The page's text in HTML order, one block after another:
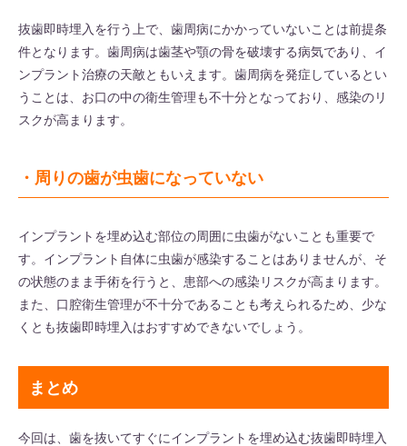
抜歯即時埋入を行う上で、歯周病にかかっていないことは前提条
件となります。歯周病は歯茎や顎の骨を破壊する病気であり、イ
ンプラント治療の天敵ともいえます。歯周病を発症しているとい
うことは、お口の中の衛生管理も不十分となっており、感染のリ
スクが高まります。
・周りの歯が虫歯になっていない
インプラントを埋め込む部位の周囲に虫歯がないことも重要で
す。インプラント自体に虫歯が感染することはありませんが、そ
の状態のまま手術を行うと、患部への感染リスクが高まります。
また、口腔衛生管理が不十分であることも考えられるため、少な
くとも抜歯即時埋入はおすすめできないでしょう。
まとめ
今回は、歯を抜いてすぐにインプラントを埋め込む抜歯即時埋入